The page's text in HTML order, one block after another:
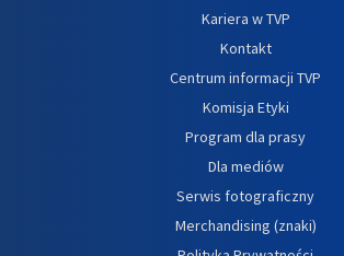
Kariera w TVP
Kontakt
Centrum informacji TVP
Komisja Etyki
Program dla prasy
Dla mediów
Serwis fotograficzny
Merchandising (znaki)